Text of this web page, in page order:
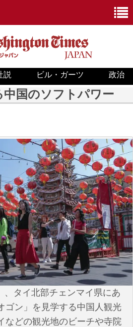
説 ビル・ガーツ 政治
中国のソフトパワー
、タイ北部チェンマイ県にあ
ゴン」を見学する中国人観光
などの観光地のビーチや寺院